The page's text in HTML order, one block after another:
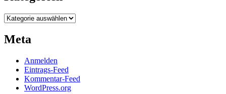
Kategorien
Meta
Anmelden
Eintrags-Feed
Kommentar-Feed
WordPress.org